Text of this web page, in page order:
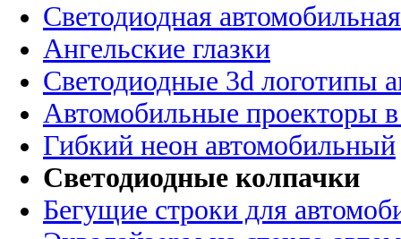
Светодиодная
Ангельские глазки
Светодиодные 3d логотипы
Автомобильные проекторы
Гибкий неон автомобильный
Светодиодные колпачки
Бегущие строки для